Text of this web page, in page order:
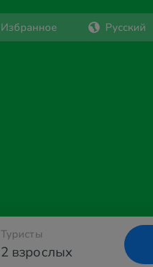
Избранное Русский
2 взрослых
Туристы